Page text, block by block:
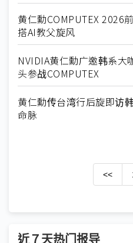
黄仁勳COMPUTEX
搭AI教父旋风
NVIDIA黄仁勳广邀韩系
头参战COMPUTEX
黄仁勳传台湾行后旋即访
命脉
<<
近７天热门报导